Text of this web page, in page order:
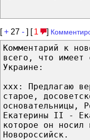
[+ 27 - ] [ 1 ]
Комментарий к
всего, что имеет
Украине:
ххх: Предлагаю
старое,
основательницы,
Екатерины II -
которое он
Новороссийск.